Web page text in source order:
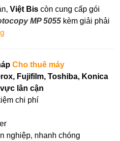
Việt Bis còn cung cấp gói
MP 5055 kèm giải phải
Cho thuê máy
Fujifilm, Toshiba, Konica
lân cận
chi phí
nghiệp, nhanh chóng